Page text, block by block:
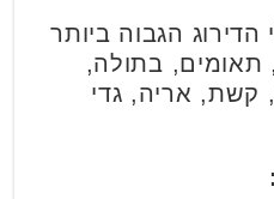
הגבוה ביותר
תאומים, בתולה,
קשת, אריה, גדי